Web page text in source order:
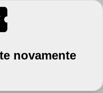
novamente